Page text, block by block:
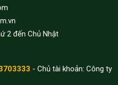
2 đến Chủ Nhật
- Chủ tài khoản: Công ty